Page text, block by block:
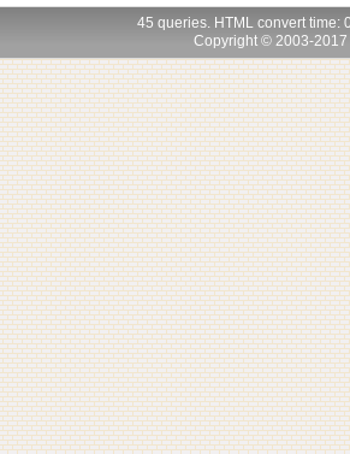
45 queries. HTML convert time:
Copyright © 2003-2017